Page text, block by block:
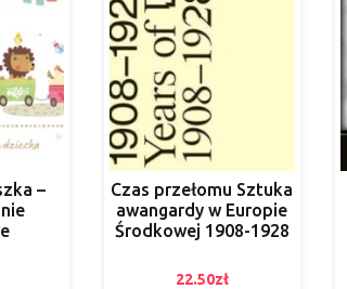
–
Czas przełomu Sztuka
awangardy w Europie
Środkowej 1908-1928
22.50zł